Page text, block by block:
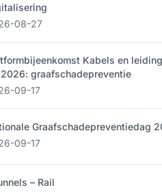
08-27
Kabels en
graafschadepreventie
09-17
Graafschadepreventiedag
09-17
– Rail